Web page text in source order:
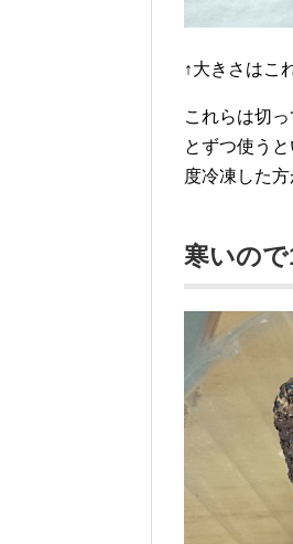
↑大きさはこ
これらは切
とずつ使う
度冷凍した
寒いの